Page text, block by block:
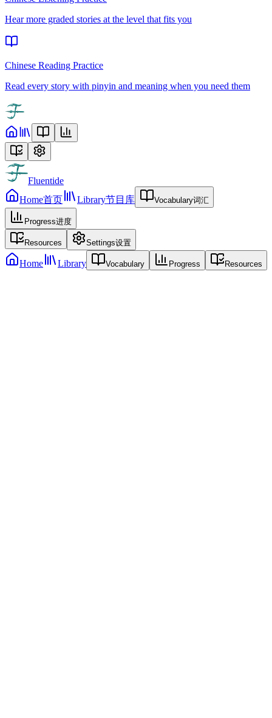
Hear more graded stories at the level that fits you
Chinese Reading Practice
Read every story with pinyin and meaning when you need them
Fluentide
Home首页 Library节目库 Vocabulary词汇
Progress进度
Resources Settings设置
Home Library Vocabulary Progress Resources